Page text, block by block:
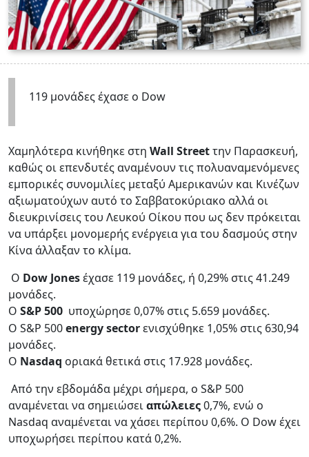
119 μονάδες έχασε ο Dow
Χαμηλότερα κινήθηκε στη Wall Streetτην Παρασκευή,
καθώς οι επενδυτές αναμένουν τις πολυαναμενόμενες
εμπορικές συνομιλίες μεταξύ Αμερικανών και Κινέζων
αξιωματούχων αυτό το Σαββατοκύριακο αλλά οι
διευκρινίσεις του Λευκού Οίκου που ως δεν πρόκειται
να υπάρξει μονομερής ενέργεια για του δασμούς στην
Κίνα άλλαξαν το κλίμα.
Ο Dow Jonesέχασε 119 μονάδες, ή 0,29% στις 41.249
μονάδες.
Ο S&P 500 υποχώρησε 0,07% στις 5.659 μονάδες.
Ο S&P 500energy sectorενισχύθηκε 1,05% στις 630,94
μονάδες.
Ο Nasdaq οριακά θετικά στις 17.928 μονάδες.
Από την εβδομάδα μέχρι σήμερα, ο S&P 500
αναμένεται να σημειώσειαπώλειες0,7%, ενώ ο
Nasdaq αναμένεται να χάσει περίπου 0,6%. Ο Dow έχει
υποχωρήσει περίπου κατά 0,2%.